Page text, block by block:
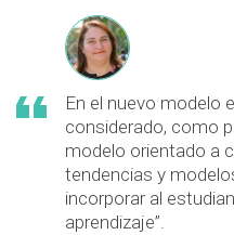
En el nuevo modelo
considerado, como
modelo orientado a
tendencias y
incorporar al
aprendizaje”.